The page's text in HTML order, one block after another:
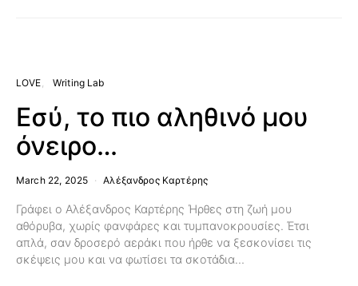
LOVE Writing Lab
Εσύ, το πιο αληθινό μου
όνειρο…
March 22, 2025 Αλέξανδρος Καρτέρης
Γράφει ο Αλέξανδρος Καρτέρης Ήρθες στη ζωή μου
αθόρυβα, χωρίς φανφάρες και τυμπανοκρουσίες. Έτσι
απλά, σαν δροσερό αεράκι που ήρθε να ξεσκονίσει τις
σκέψεις μου και να φωτίσει τα σκοτάδια…